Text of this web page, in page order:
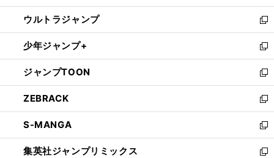
開
く
ウ
で
開
く
ン
ド
ウ
で
開
く
ウ
ィ
ン
ド
ウ
で
開
く
し
い
ウ
ィ
ン
ド
ウ
で
開
く
ウルトラジャンプ
新
し
い
ウ
ィ
ン
ド
ウ
で
開
く
少年ジャンプ+
新
し
い
ウ
ィ
ン
ド
ウ
で
ジャンプTOON
新
し
い
ウ
ィ
ン
ド
ZEBRACK
新
し
い
ウ
ィ
S-MANGA
新
し
い
集英社ジャンプリミックス
新